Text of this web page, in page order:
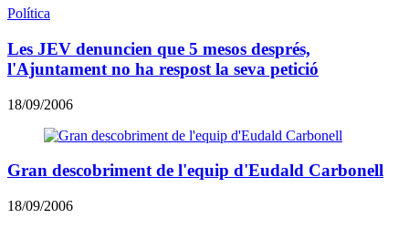
Política
Les JEV denuncien que 5 mesos després,
l'Ajuntament no ha respost la seva petició
18/09/2006
Gran descobriment de l'equip d'Eudald Carbonell
18/09/2006